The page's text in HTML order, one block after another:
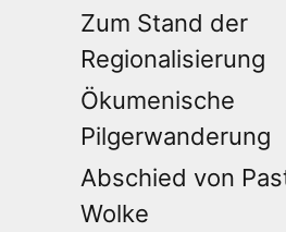
Zum Stand der
Regionalisierung
Ökumenische
Pilgerwanderung
Abschied von
Wolke